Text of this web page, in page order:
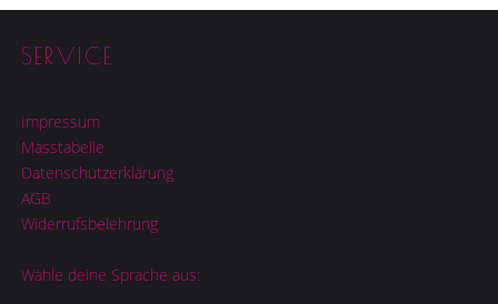
Footer sidebar
SERVICE
Impressum
Masstabelle
Datenschutzerklärung
AGB
Widerrufsbelehrung
Wähle deine Sprache aus: